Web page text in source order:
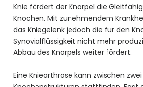
Knie fördert der Knorpel die
Knochen. Mit zunehmendem
das Kniegelenk jedoch die für den
Synovialflüssigkeit nicht mehr
Abbau des Knorpels weiter fördert.
Eine Kniearthrose kann zwischen